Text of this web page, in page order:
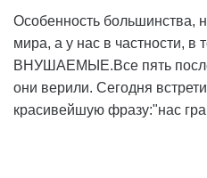
Особенность большинства,
мира, а у нас в частности, в
ВНУШАЕМЫЕ.Все пять
они верили. Сегодня
красивейшую фразу:"нас гра